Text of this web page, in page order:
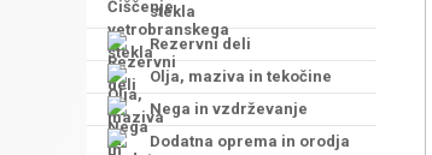
stekla
Rezervni deli
Olja, maziva in tekočine
Nega in vzdrževanje
Dodatna oprema in orodja